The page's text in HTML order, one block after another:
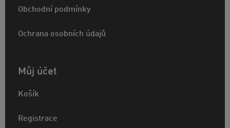
Obchodní podmínky
Ochrana osobních údajů
Můj účet
Košík
Registrace